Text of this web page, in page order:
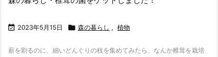
 2023年5月15日  森の暮らし , 植物
薪を割るのに、細いどんぐりの枝を集めてみたら、なんか椎茸を栽培